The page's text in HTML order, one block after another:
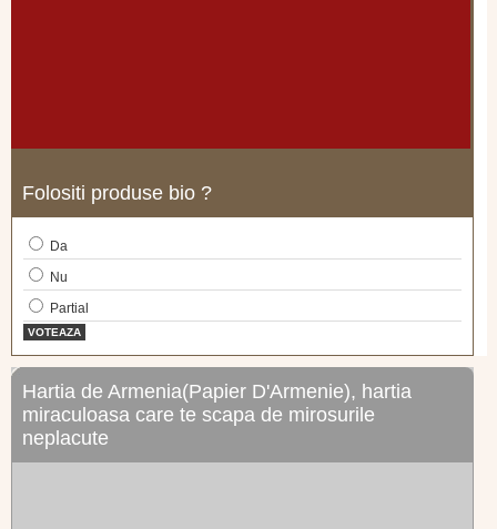
Folositi produse bio ?
Da
Nu
Partial
VOTEAZA
Hartia de Armenia(Papier D'Armenie), hartia
miraculoasa care te scapa de mirosurile
neplacute